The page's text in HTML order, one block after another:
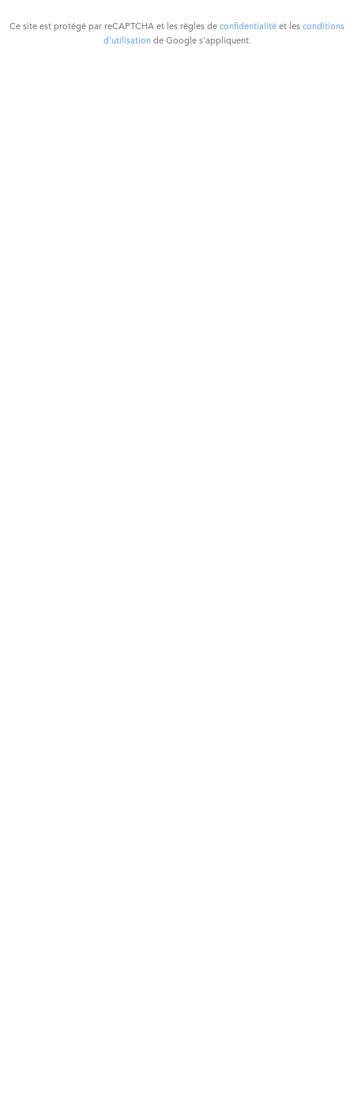
Ce site est protégé par reCAPTCHA et les règles de confidentialité et les conditions
d'utilisationde Google s'appliquent.